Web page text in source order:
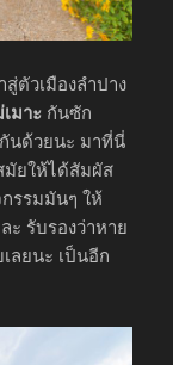
ตัวเมืองลำปาง
มาะ กันซัก
นด้วยนะ มาที่นี่
ยให้ได้สัมผัส
รรมมันๆ ให้
ะ รับรองว่าหาย
ลยนะ เป็นอีก